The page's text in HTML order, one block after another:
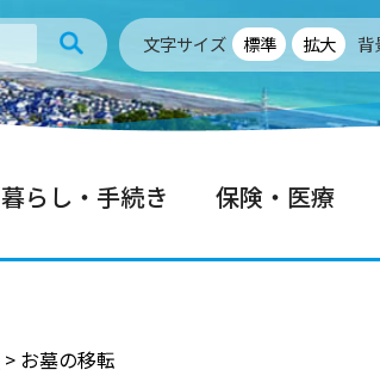
文字サイズ 標準 拡大 背
暮らし・手続き 保険・医療
> お墓の移転